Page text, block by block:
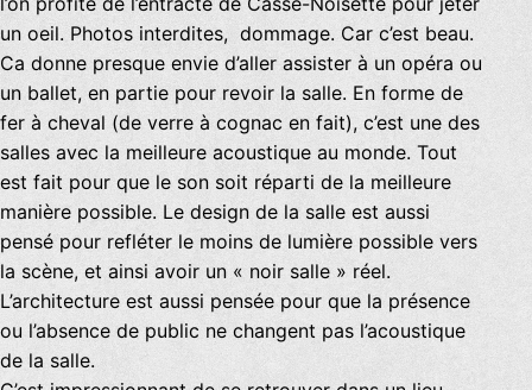
un oeil. Photos interdites, dommage. Car c’est beau.
Ca donne presque envie d’aller assister à un opéra ou
un ballet, en partie pour revoir la salle. En forme de
fer à cheval (de verre à cognac en fait), c’est une des
salles avec la meilleure acoustique au monde. Tout
est fait pour que le son soit réparti de la meilleure
manière possible. Le design de la salle est aussi
pensé pour refléter le moins de lumière possible vers
la scène, et ainsi avoir un « noir salle » réel.
L’architecture est aussi pensée pour que la présence
ou l’absence de public ne changent pas l’acoustique
de la salle.